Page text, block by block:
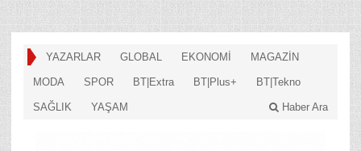
YAZARLAR GLOBAL EKONOMİ MAGAZİN
MODA SPOR BT|Extra BT|Plus+ BT|Tekno
SAĞLIK YAŞAM Haber Ara